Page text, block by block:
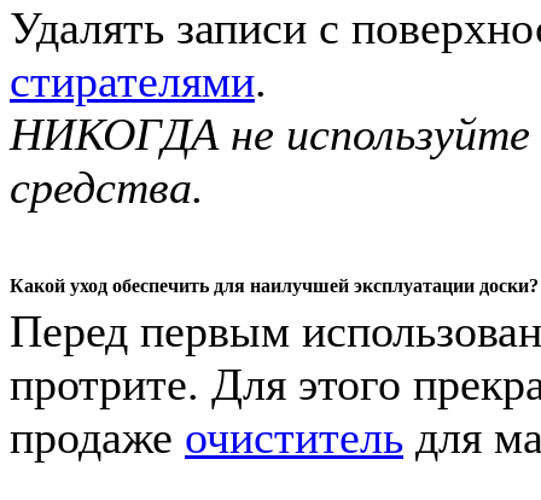
Удалять записи с
стирателями.
НИКОГДА не используйте
средства.
Какой уход обеспечить для наилучшей эксплуатации доски?
Перед первым
протрите. Для этого
продаже очиститель для